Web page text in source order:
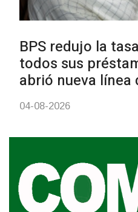
personas en
discapacidad